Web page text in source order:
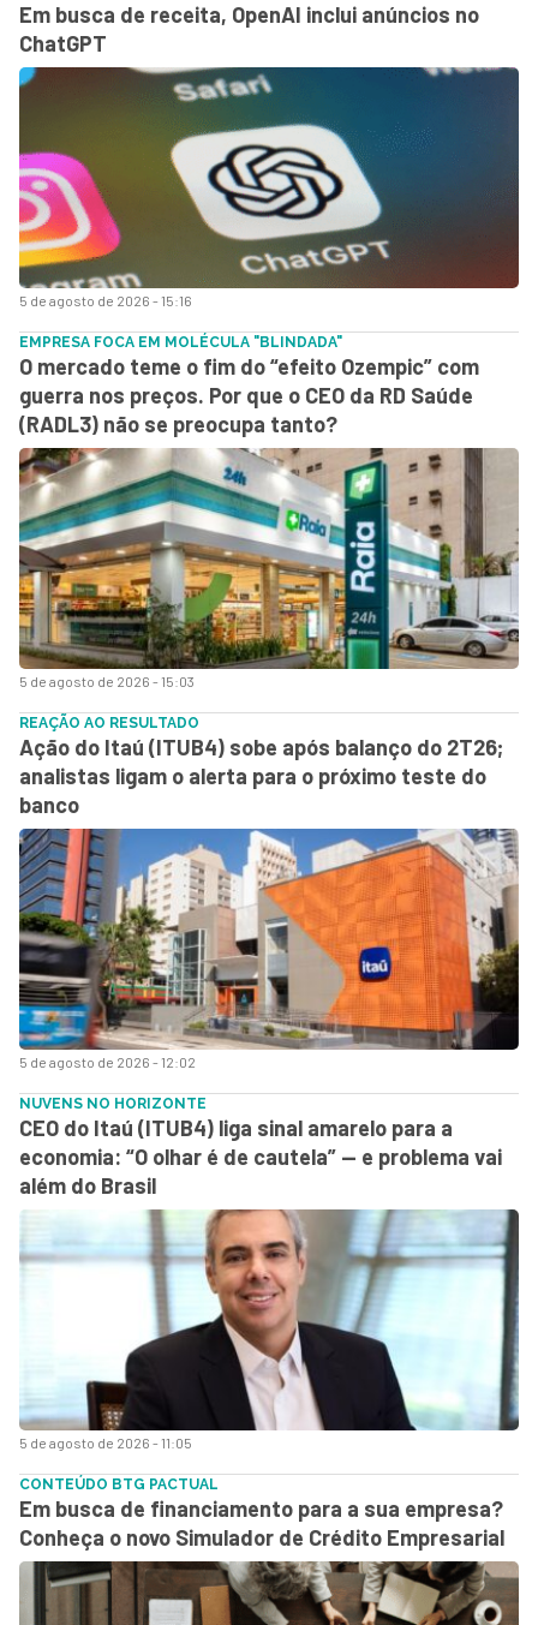
5 de agosto de 2026 - 15:16
Em busca de receita, OpenAI inclui anúncios no
ChatGPT
5 de agosto de 2026 - 15:03
EMPRESA FOCA EM MOLÉCULA "BLINDADA"
O mercado teme o fim do “efeito Ozempic” com
guerra nos preços. Por que o CEO da RD Saúde
(RADL3) não se preocupa tanto?
5 de agosto de 2026 - 12:02
REAÇÃO AO RESULTADO
Ação do Itaú (ITUB4) sobe após balanço do 2T26;
analistas ligam o alerta para o próximo teste do
banco
5 de agosto de 2026 - 11:05
NUVENS NO HORIZONTE
CEO do Itaú (ITUB4) liga sinal amarelo para a
economia: “O olhar é de cautela” — e problema vai
além do Brasil
CONTEÚDO BTG PACTUAL
Em busca de financiamento para a sua empresa?
Conheça o novo Simulador de Crédito Empresarial